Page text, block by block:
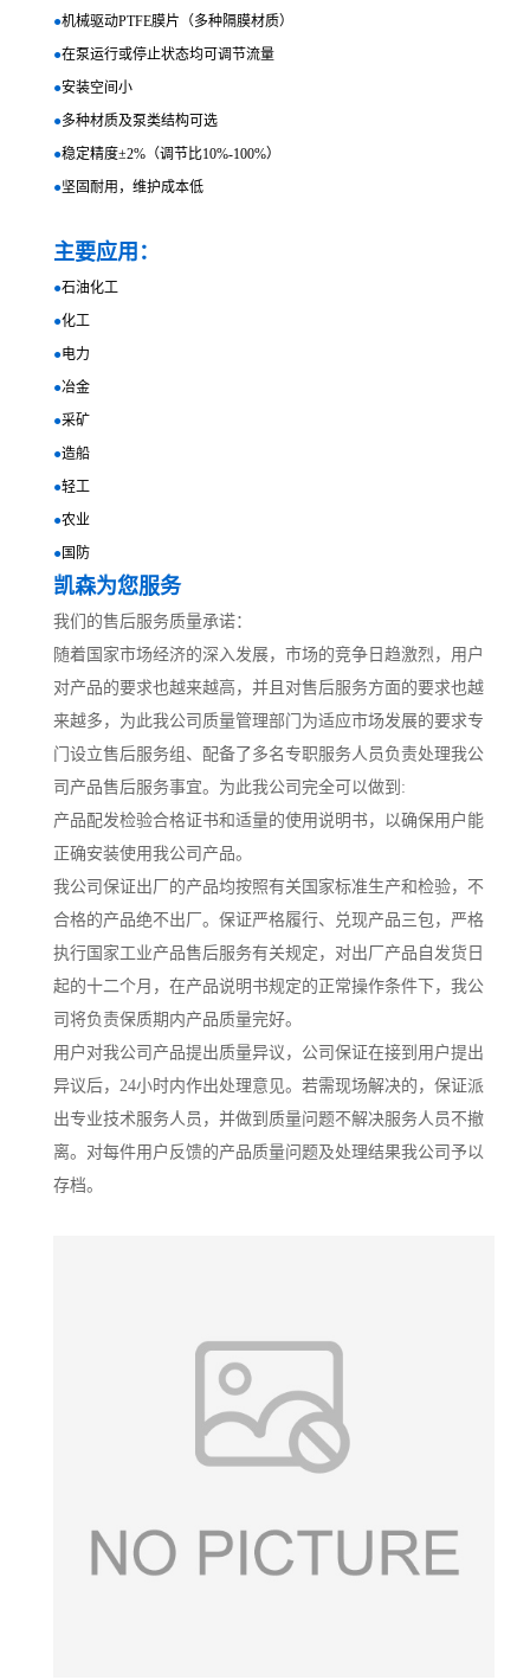
●机械驱动PTFE膜片（多种隔膜材质）
●在泵运行或停止状态均可调节流量
●安装空间小
●多种材质及泵类结构可选
●稳定精度±2%（调节比10%-100%）
●坚固耐用，维护成本低
主要应用：
●石油化工
●化工
●电力
●冶金
●采矿
●造船
●轻工
●农业
●国防
凯森为您服务
我们的售后服务质量承诺：
随着国家市场经济的深入发展，市场的竞争日趋激烈，用户
对产品的要求也越来越高，并且对售后服务方面的要求也越
来越多，为此我公司质量管理部门为适应市场发展的要求专
门设立售后服务组、配备了多名专职服务人员负责处理我公
司产品售后服务事宜。为此我公司完全可以做到:
产品配发检验合格证书和适量的使用说明书，以确保用户能
正确安装使用我公司产品。
我公司保证出厂的产品均按照有关国家标准生产和检验，不
合格的产品绝不出厂。保证严格履行、兑现产品三包，严格
执行国家工业产品售后服务有关规定，对出厂产品自发货日
起的十二个月，在产品说明书规定的正常操作条件下，我公
司将负责保质期内产品质量完好。
用户对我公司产品提出质量异议，公司保证在接到用户提出
异议后，24小时内作出处理意见。若需现场解决的，保证派
出专业技术服务人员，并做到质量问题不解决服务人员不撤
离。对每件用户反馈的产品质量问题及处理结果我公司予以
存档。